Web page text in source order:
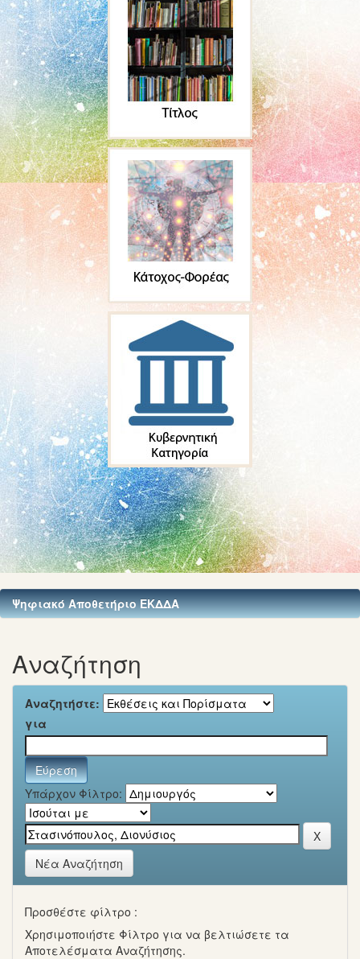
Ψηφιακό Αποθετήριο ΕΚΔΔΑ
Αναζήτηση
Αναζητήστε:
για
Υπάρχον Φίλτρο:
Νέα Αναζήτηση
Προσθέστε φίλτρο :
Χρησιμοποιήστε Φίλτρο για να βελτιώσετε τα
Αποτελέσματα Αναζήτησης.